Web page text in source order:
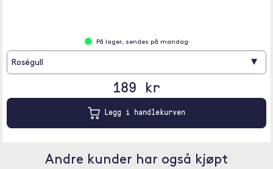
På lager, sendes på mandag
Roségull ▾
189 kr
Legg i handlekurven
Andre kunder har også kjøpt